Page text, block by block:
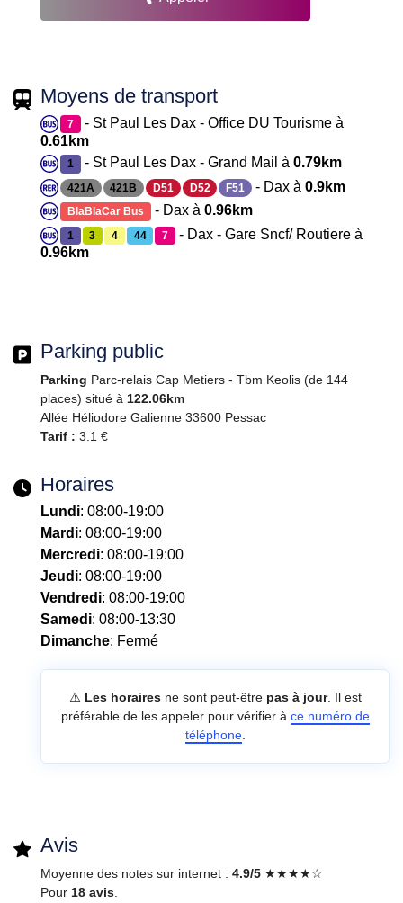
Moyens de transport
7 - St Paul Les Dax - Office DU Tourisme à
0.61km
1 - St Paul Les Dax - Grand Mail à 0.79km
421A 421B D51 D52 F51 - Dax à 0.9km
BlaBlaCar Bus - Dax à 0.96km
1 3 4 44 7 - Dax - Gare Sncf/ Routiere à
0.96km
Parking public
Parking Parc-relais Cap Metiers - Tbm Keolis (de 144
places) situé à 122.06km
Allée Héliodore Galienne 33600 Pessac
Tarif : 3.1 €
Horaires
Lundi: 08:00-19:00
Mardi: 08:00-19:00
Mercredi: 08:00-19:00
Jeudi: 08:00-19:00
Vendredi: 08:00-19:00
Samedi: 08:00-13:30
Dimanche: Fermé
⚠️ Les horairesne sont peut-être pas à jour. Il est
préférable de les appeler pour vérifier à ce numéro de
téléphone.
Avis
Moyenne des notes sur internet : 4.9/5 ★★★★☆
Pour 18 avis